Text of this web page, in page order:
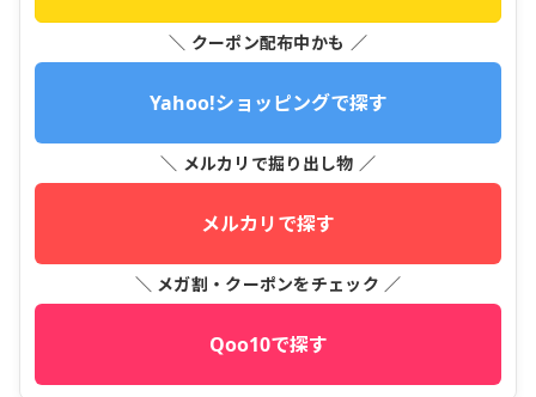
＼ クーポン配布中かも ／
Yahoo!ショッピングで探す
＼ メルカリで掘り出し物 ／
メルカリで探す
＼ メガ割・クーポンをチェック ／
Qoo10で探す